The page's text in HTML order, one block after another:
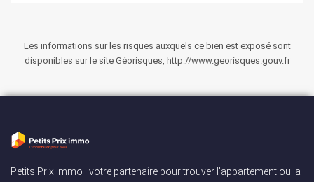
Les informations sur les risques auxquels ce bien est exposé sont
disponibles sur le site Géorisques, http://www.georisques.gouv.fr
Petits Prix Immo : votre partenaire pour trouver l'appartement ou la